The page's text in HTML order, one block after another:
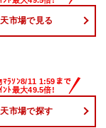
市場で見る
市場で探す